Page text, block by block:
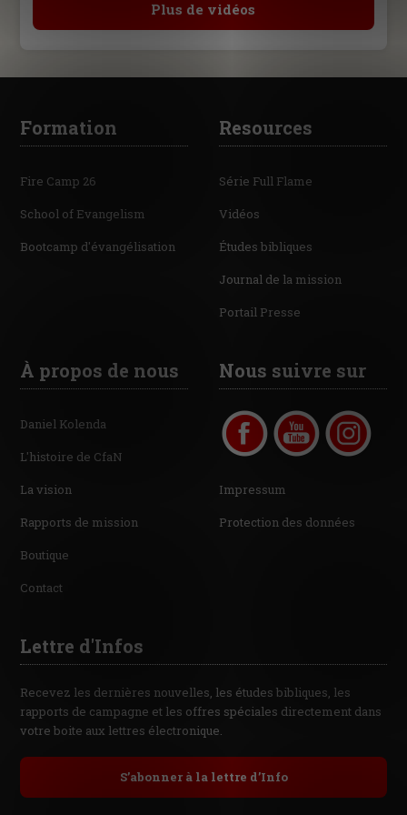
Plus de vidéos
Formation
Fire Camp 26
School of Evangelism
Bootcamp d'évangélisation
Resources
Série Full Flame
Vidéos
Études bibliques
Journal de la mission
Portail Presse
À propos de nous
Daniel Kolenda
L'histoire de CfaN
La vision
Rapports de mission
Boutique
Contact
Nous suivre sur
Impressum
Protection des données
Lettre d'Infos
Recevez les dernières nouvelles, les études bibliques, les
rapports de campagne et les offres spéciales directement dans
votre boite aux lettres électronique.
S’abonner à la lettre d’Info